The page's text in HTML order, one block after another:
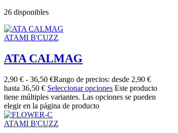
26 disponibles
ATAMI B'CUZZ
ATA CALMAG
2,90 € - 36,50 €Rango de precios: desde 2,90 €
hasta 36,50 € Seleccionar opciones Este producto
tiene múltiples variantes. Las opciones se pueden
elegir en la página de producto
ATAMI B'CUZZ